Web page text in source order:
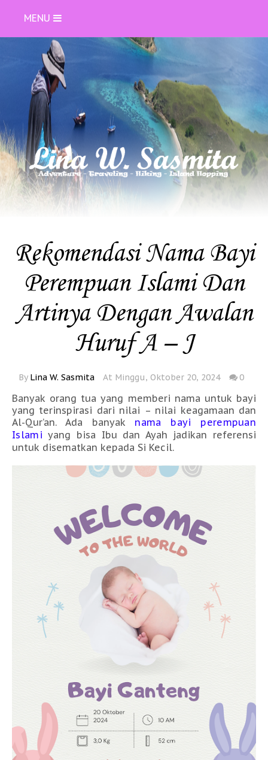
MENU
Rekomendasi Nama Bayi
Perempuan Islami Dan
Artinya Dengan Awalan
Huruf A – J
By Lina W. Sasmita At Minggu, Oktober 20, 2024 0
Banyak orang tua yang memberi nama untuk bayi
yang terinspirasi dari nilai – nilai keagamaan dan
Al-Qur’an. Ada banyak nama bayi perempuan
Islami yang bisa Ibu dan Ayah jadikan referensi
untuk disematkan kepada Si Kecil.